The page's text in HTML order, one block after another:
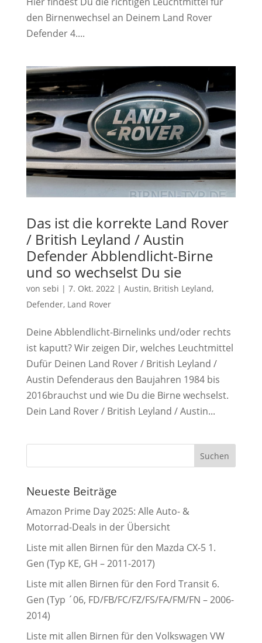
den Birnenwechsel an Deinem Land Rover
Defender 4....
Das ist die korrekte Land Rover
/ British Leyland / Austin
Defender Abblendlicht-Birne
und so wechselst Du sie
von sebi | 7. Okt. 2022| Austin, British Leyland,
Defender, Land Rover
Deine Abblendlicht-Birnelinks und/oder rechts
ist kaputt? Wir zeigen Dir, welches Leuchtmittel
Dufür Deinen Land Rover / British Leyland /
Austin Defenderaus den Baujahren 1984 bis
2016brauchst und wie Du die Birne wechselst.
Dein Land Rover / British Leyland / Austin...
Neueste Beiträge
Amazon Prime Day 2025: Alle Auto- &
Motorrad-Deals in der Übersicht
Liste mit allen Birnen für den Mazda CX-5 1.
Gen (Typ KE, GH – 2011-2017)
Liste mit allen Birnen für den Ford Transit 6.
Gen (Typ ´06, FD/FB/FC/FZ/FS/FA/FM/FN – 2006-
2014)
Liste mit allen Birnen für den Volkswagen VW